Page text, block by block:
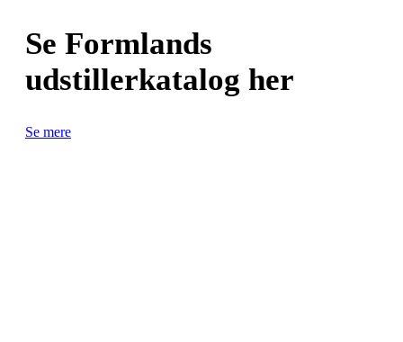
Se Formlands
udstillerkatalog her
Se mere